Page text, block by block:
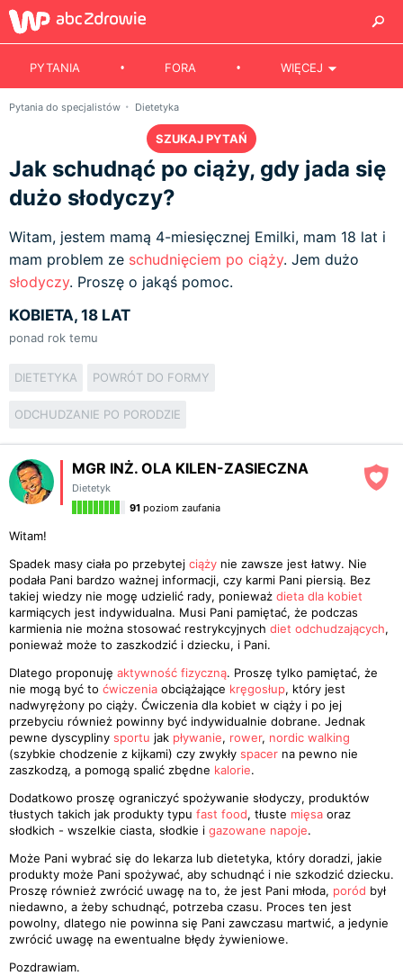
PYTANIA FORA WIĘCEJ
Pytania do specjalistów Dietetyka
SZUKAJ PYTAŃ
Jak schudnąć po ciąży, gdy jada się
dużo słodyczy?
Witam, jestem mamą 4-miesięcznej Emilki, mam 18 lat i
mam problem ze schudnięciem po ciąży. Jem dużo
słodyczy. Proszę o jakąś pomoc.
KOBIETA, 18 LAT
ponad rok temu
DIETETYKA POWRÓT DO FORMY
ODCHUDZANIE PO PORODZIE
MGR INŻ. OLA KILEN-ZASIECZNA
Dietetyk
91 poziom zaufania
Witam!
Spadek masy ciała po przebytej ciąży nie zawsze jest łatwy. Nie
podała Pani bardzo ważnej informacji, czy karmi Pani piersią. Bez
takiej wiedzy nie mogę udzielić rady, ponieważ dieta dla kobiet
karmiących jest indywidualna. Musi Pani pamiętać, że podczas
karmienia nie można stosować restrykcyjnych diet odchudzających,
ponieważ może to zaszkodzić i dziecku, i Pani.
Dlatego proponuję aktywność fizyczną. Proszę tylko pamiętać, że
nie mogą być to ćwiczenia obciążające kręgosłup, który jest
nadwyrężony po ciąży. Ćwiczenia dla kobiet w ciąży i po jej
przebyciu również powinny być indywidualnie dobrane. Jednak
pewne dyscypliny sportu jak pływanie, rower, nordic walking
(szybkie chodzenie z kijkami) czy zwykły spacer na pewno nie
zaszkodzą, a pomogą spalić zbędne kalorie.
Dodatkowo proszę ograniczyć spożywanie słodyczy, produktów
tłustych takich jak produkty typu fast food, tłuste mięsa oraz
słodkich - wszelkie ciasta, słodkie i gazowane napoje.
Może Pani wybrać się do lekarza lub dietetyka, który doradzi, jakie
produkty może Pani spożywać, aby schudnąć i nie szkodzić dziecku.
Proszę również zwrócić uwagę na to, że jest Pani młoda, poród był
niedawno, a żeby schudnąć, potrzeba czasu. Proces ten jest
powolny, dlatego nie powinna się Pani zawczasu martwić, a jedynie
zwrócić uwagę na ewentualne błędy żywieniowe.
Pozdrawiam.